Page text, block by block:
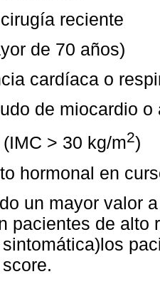
reciente
de 70 años)
cardíaca o
de miocardio
> 30 kg/m2)
hormonal en
un mayor valor
pacientes de alto